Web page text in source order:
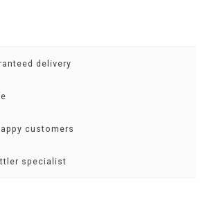
delivery
customers
specialist